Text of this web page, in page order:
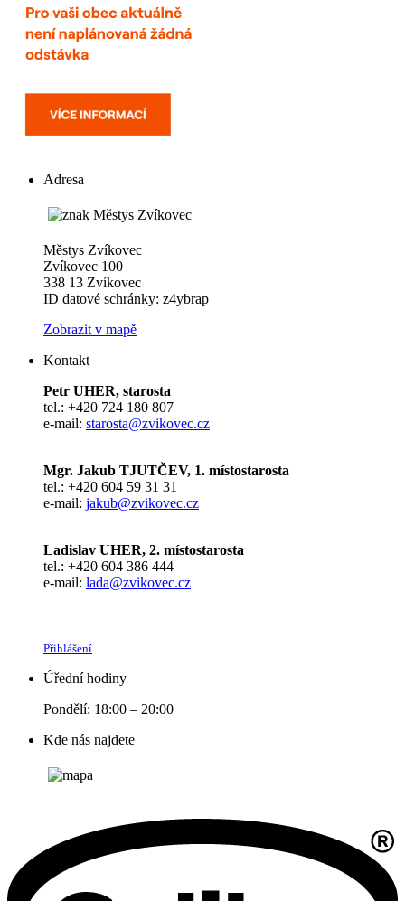
Adresa
Městys Zvíkovec
Zvíkovec 100
338 13 Zvíkovec
ID datové schránky: z4ybrap
Zobrazit v mapě
Kontakt
Petr UHER, starosta
tel.: +420 724 180 807
e-mail: starosta@zvikovec.cz
Mgr. Jakub TJUTČEV, 1. místostarosta
tel.: +420 604 59 31 31
e-mail: jakub@zvikovec.cz
Ladislav UHER, 2. místostarosta
tel.: +420 604 386 444
e-mail: lada@zvikovec.cz
Přihlášení
Úřední hodiny
Pondělí: 18:00 – 20:00
Kde nás najdete